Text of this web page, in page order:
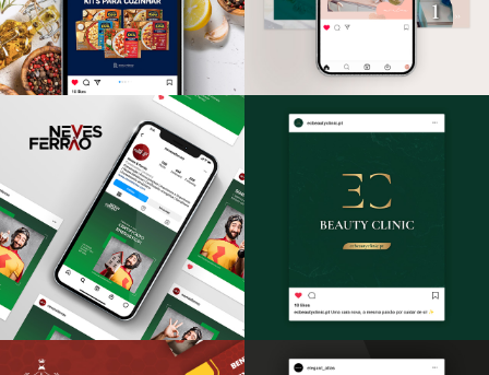
Rosa Pérez
REDES SOCIAIS
Scala Fashion &
REDES SOCIAIS